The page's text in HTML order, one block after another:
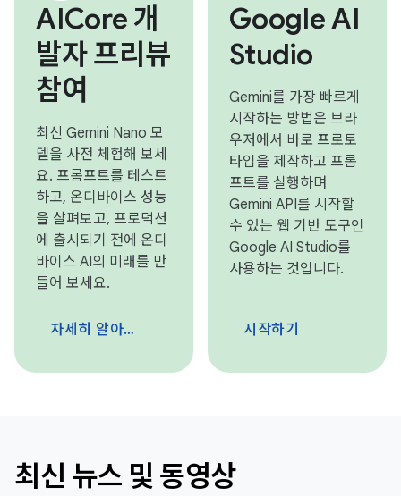
AICore 개
발자 프리뷰
참여
최신 Gemini Nano 모
델을 사전 체험해 보세
요. 프롬프트를 테스트
하고, 온디바이스 성능
을 살펴보고, 프로덕션
에 출시되기 전에 온디
바이스 AI의 미래를 만
들어 보세요.
자세히 알아보기
Google AI
Studio
Gemini를 가장 빠르게
시작하는 방법은 브라
우저에서 바로 프로토
타입을 제작하고 프롬
프트를 실행하며
Gemini API를 시작할
수 있는 웹 기반 도구인
Google AI Studio를
사용하는 것입니다.
시작하기
최신 뉴스 및 동영상